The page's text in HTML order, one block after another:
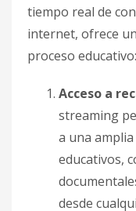
tiempo real de
internet, ofrece
proceso educativo:
Acceso a
streaming
a una
educativos,
desde